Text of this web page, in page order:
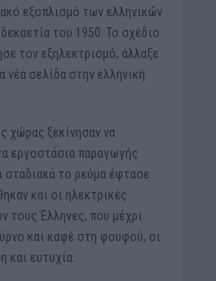
εξοπλισμό των ελληνικών
του 1950. Το σχέδιο
τον εξηλεκτρισμό, άλλαξε
νέα σελίδα στην ελληνική
χώρας ξεκίνησαν να
εργοστάσια παραγωγής
σταδιακά το ρεύμα έφτασε
και οι ηλεκτρικές
τους Έλληνες, που μέχρι
και καφέ στη φουφού, οι
και ευτυχία.